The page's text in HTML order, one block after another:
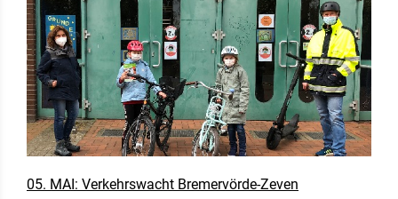
05. MAI: Verkehrswacht Bremervörde-Zeven